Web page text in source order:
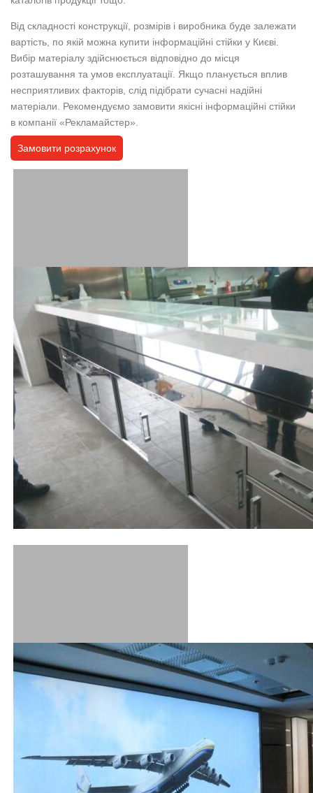
Від складності конструкції, розмірів і виробника буде залежати
вартість, по якій можна купити інформаційні стійки у Києві.
Вибір матеріалу здійснюється відповідно до місця
розташування та умов експлуатації. Якщо планується вплив
несприятливих факторів, слід підібрати сучасні надійні
матеріали. Рекомендуємо замовити якісні інформаційні стійки
в компанії «Рекламайстер».
Замовити розрахунок